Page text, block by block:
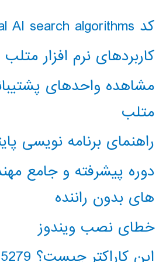
کد classical AI search algorithms
کاربردهای نرم افزار متلب
مشاهده واحدهای
متلب
راهنمای برنامه نویسی
دوره پیشرفته و جامع
های بدون راننده
خطای نصب ویندوز
این کاراکتر چیست؟ 65279